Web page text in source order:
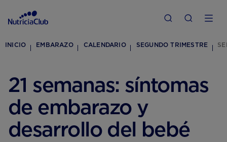
INICIO EMBARAZO CALENDARIO SEGUNDO TRIMESTRE
21 semanas: síntomas
de embarazo y
desarrollo del bebé